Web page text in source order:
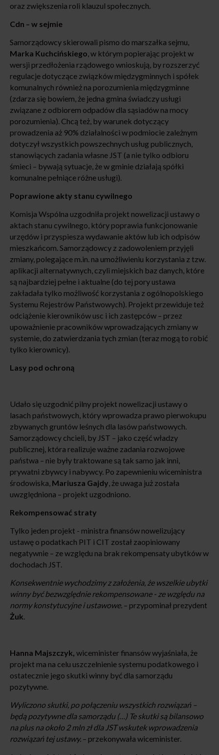
oraz zwiększenia roli klauzul społecznych.
Cdn – w sejmie
Samorządowcy skierowali pismo do marszałka sejmu,
Marka Kuchcińskiego, w którym popierając projekt w
wersji przedłożenia rządowego wnioskują, by rozszerzyć
regulacje dotyczące związków międzygminnych i spółek
komunalnych również na porozumienia międzygminne
(zdarza się bowiem, że jedna gmina świadczy usługi
związane z odbiorem odpadów dla sąsiadów na mocy
porozumienia). Chcą też, by warunek dotyczący
prowadzenia aż 90% działalności w podmiocie zależnym
dotyczył wszystkich powszechnych usług publicznych,
stanowiących zadania własne JST (a nie tylko odbioru
śmieci – bywają sytuacje, że w gminie działają spółki
komunalne pełniące różne usługi).
Poprawione akty stanu cywilnego
Komisja Wspólna uzgodniła projekt nowelizacji ustawy o
aktach stanu cywilnego, który poprawia funkcjonowanie
urzędów i przyspiesza wydawanie aktów lub ich odpisów
mieszkańcom. Samorządowcy z zadowoleniem przyjęli
zmiany, polegające m.in. na umożliwieniu korzystania z tzw.
aplikacji alternatywnych, czyli miejskich baz danych, które
są najbardziej pełne i aktualne (do tej pory ustawa
zakładała tylko możliwość korzystania z ogólnopolskiego
Systemu Rejestrów Państwowych). Projekt przewiduje też
odciążenie kierowników usc i ich zastępców – przez
upoważnienie pracowników wprowadzających zmiany w
systemie, do zatwierdzania tych zmian (teraz mogą to robić
tylko kierownicy).
Lasy pod ochroną
Udało się uzgodnić pilny projekt nowelizacji ustawy o
lasach państwowych, który wprowadza prawo pierwokupu
zbywanych gruntów leśnych dla lasów państwowych.
Samorządowcy chcieli, by JST – jako część władzy
publicznej, która realizuje ważne zadania rozwojowe
państwa – nie były traktowane są tak samo jak inni,
prywatni zbywcy i nabywcy. Po zapewnieniu wiceministra
środowiska, Mariusza Gajdy, że uwaga już została
uwzględniona – projekt uzgodniono.
Rekompensować straty
Tylko jeden projekt - ministra finansów nowelizujący
ustawę o podatkach PIT i CIT został zaopiniowany
negatywnie – ze względu na brak rekompensaty ubytków w
dochodach JST.
Konsekwentnie wychodzimy z założenia, że wszelkie ubytki
winny być bezwzględnie rekompensowane - ze względu na
normy konstytucyjne i ustawowe. – przypominał prezydent
Żuk.
Hanna Majszczyk, wiceminister finansów wyjaśniała, że
projekt ma na celu uszczelnienie systemu podatkowego i
ostatecznie jego skutki winny być dla samorządu
pozytywne.
Wyliczono skutki, po połączeniu wszystkich rozwiązań –
będą pozytywne dla samorządu (…) Te skutki są bilansowo
na plus na około 2 mln zł dla JST wskutek wprowadzenia
rozwiązań tej ustawy. – przekonywała wiceminister.